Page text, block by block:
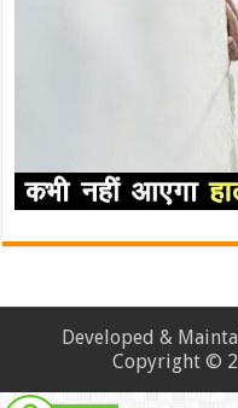
Developed &
Copyright ©